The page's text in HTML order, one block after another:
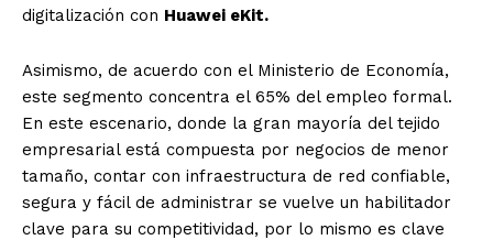
digitalización con Huawei eKit.
Asimismo, de acuerdo con el Ministerio de Economía,
este segmento concentra el 65% del empleo formal.
En este escenario, donde la gran mayoría del tejido
empresarial está compuesta por negocios de menor
tamaño, contar con infraestructura de red confiable,
segura y fácil de administrar se vuelve un habilitador
clave para su competitividad, por lo mismo es clave